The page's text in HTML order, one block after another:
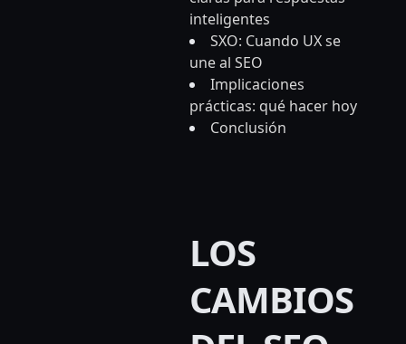
inteligentes
SXO: Cuando UX se
une al SEO
Implicaciones
prácticas: qué hacer hoy
Conclusión
LOS
CAMBIOS